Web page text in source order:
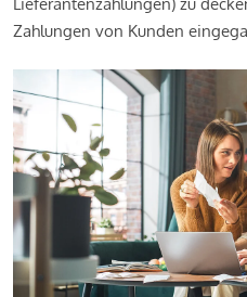
Lieferantenzahlungen) zu
Zahlungen von Kunden